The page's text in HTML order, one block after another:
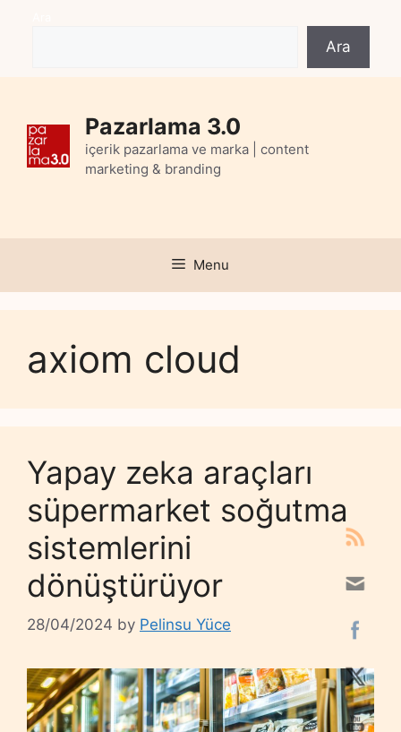
Ara
Pazarlama 3.0
içerik pazarlama ve marka | content
marketing & branding
Menu
axiom cloud
Yapay zeka araçları
süpermarket soğutma
sistemlerini
dönüştürüyor
28/04/2024 by Pelinsu Yüce